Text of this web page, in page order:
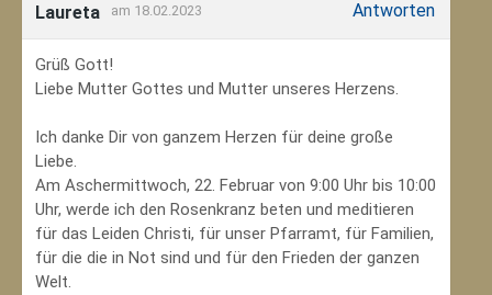
Laureta am 18.02.2023 Antworten
Grüß Gott!
Liebe Mutter Gottes und Mutter unseres Herzens.
Ich danke Dir von ganzem Herzen für deine große
Liebe.
Am Aschermittwoch, 22. Februar von 9:00 Uhr bis 10:00
Uhr, werde ich den Rosenkranz beten und meditieren
für das Leiden Christi, für unser Pfarramt, für Familien,
für die die in Not sind und für den Frieden der ganzen
Welt.